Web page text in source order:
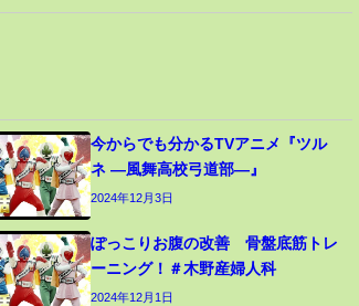
今からでも分かるTVアニメ『ツル
ネ ―風舞高校弓道部―』
2024年12月3日
ぽっこりお腹の改善 骨盤底筋トレ
ーニング！＃木野産婦人科
2024年12月1日